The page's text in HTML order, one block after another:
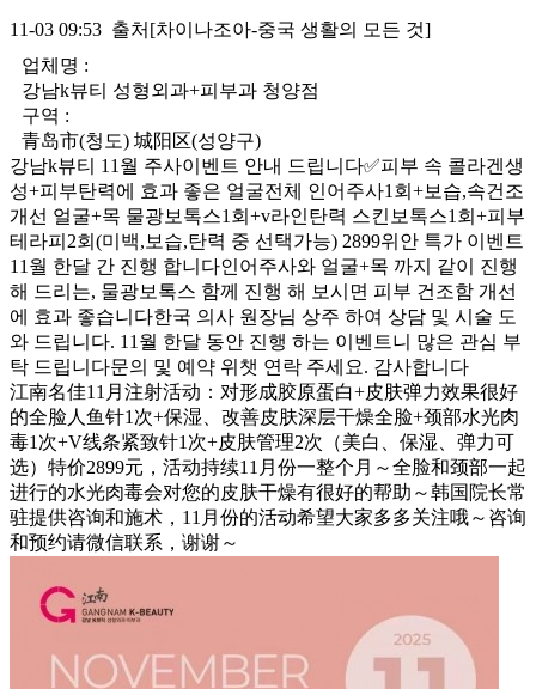
11-03 09:53 출처[차이나조아-중국 생활의 모든 것]
업체명 :
강남k뷰티 성형외과+피부과 청양점
구역 :
青岛市(청도) 城阳区(성양구)
강남k뷰티 11월 주사이벤트 안내 드립니다✅피부 속 콜라겐생
성+피부탄력에 효과 좋은 얼굴전체 인어주사1회+보습,속건조
개선 얼굴+목 물광보톡스1회+v라인탄력 스킨보톡스1회+피부
테라피2회(미백,보습,탄력 중 선택가능) 2899위안 특가 이벤트
11월 한달 간 진행 합니다인어주사와 얼굴+목 까지 같이 진행
해 드리는, 물광보톡스 함께 진행 해 보시면 피부 건조함 개선
에 효과 좋습니다한국 의사 원장님 상주 하여 상담 및 시술 도
와 드립니다. 11월 한달 동안 진행 하는 이벤트니 많은 관심 부
탁 드립니다문의 및 예약 위챗 연락 주세요. 감사합니다
江南名佳11月注射活动：对形成胶原蛋白+皮肤弹力效果很好
的全脸人鱼针1次+保湿、改善皮肤深层干燥全脸+颈部水光肉
毒1次+V线条紧致针1次+皮肤管理2次（美白、保湿、弹力可
选）特价2899元，活动持续11月份一整个月～全脸和颈部一起
进行的水光肉毒会对您的皮肤干燥有很好的帮助～韩国院长常
驻提供咨询和施术，11月份的活动希望大家多多关注哦～咨询
和预约请微信联系，谢谢～